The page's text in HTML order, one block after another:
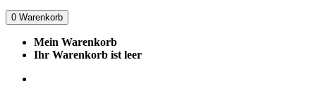
0 Warenkorb
Mein Warenkorb
Ihr Warenkorb ist leer